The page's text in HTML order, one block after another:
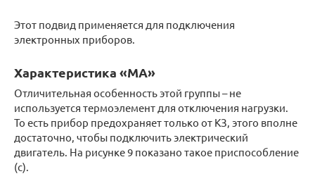
Этот подвид применяется для подключения
электронных приборов.
Характеристика «MA»
Отличительная особенность этой группы – не
используется термоэлемент для отключения нагрузки.
То есть прибор предохраняет только от КЗ, этого вполне
достаточно, чтобы подключить электрический
двигатель. На рисунке 9 показано такое приспособление
(с).